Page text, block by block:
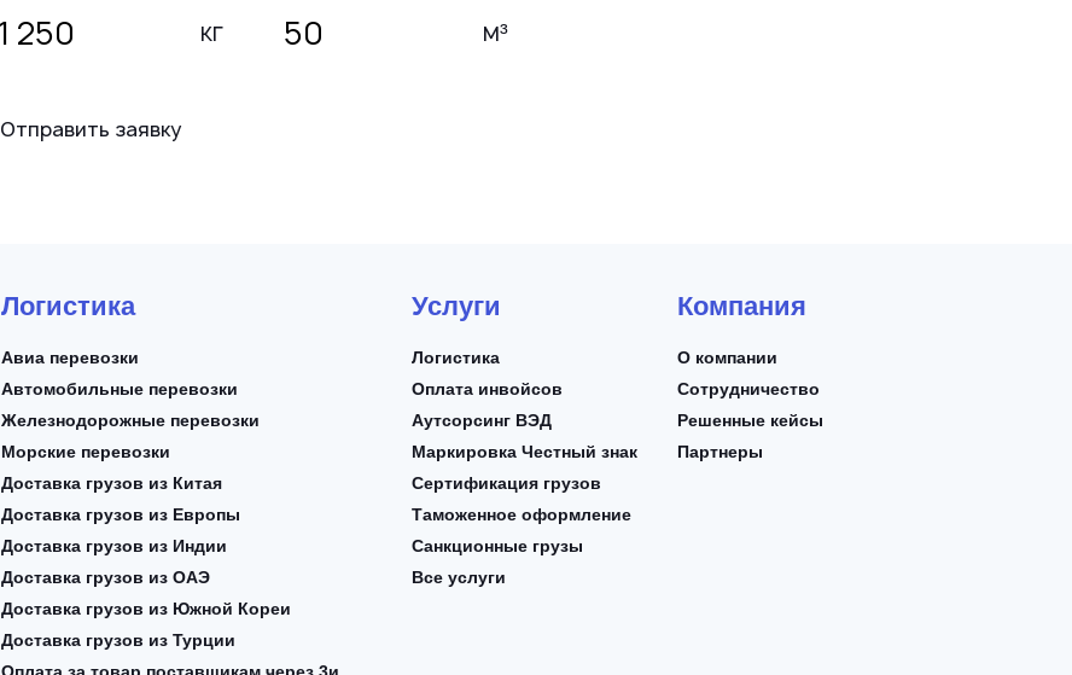
кг м³
Отправить заявку
Логистика
Авиа перевозки
Автомобильные перевозки
Железнодорожные перевозки
Морские перевозки
Доставка грузов из Китая
Доставка грузов из Европы
Доставка грузов из Индии
Доставка грузов из ОАЭ
Доставка грузов из Южной Кореи
Доставка грузов из Турции
Услуги
Логистика
Оплата инвойсов
Аутсорсинг ВЭД
Маркировка Честный знак
Сертификация грузов
Таможенное оформление
Санкционные грузы
Все услуги
Компания
О компании
Сотрудничество
Решенные кейсы
Партнеры